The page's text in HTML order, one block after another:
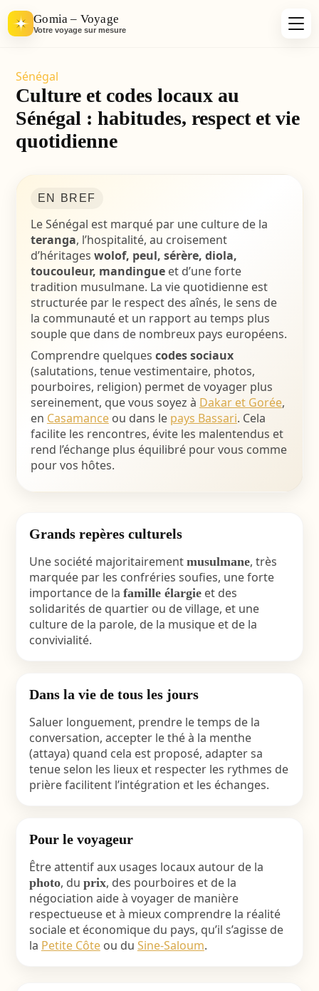
Gomia – Voyage
Votre voyage sur mesure
Sénégal
Culture et codes locaux au
Sénégal : habitudes, respect et vie
quotidienne
EN BREF
Le Sénégal est marqué par une culture de la
teranga, l’hospitalité, au croisement
d’héritages wolof, peul, sérère, diola,
toucouleur, mandingueet d’une forte
tradition musulmane. La vie quotidienne est
structurée par le respect des aînés, le sens de
la communauté et un rapport au temps plus
souple que dans de nombreux pays européens.
Comprendre quelques codes sociaux
(salutations, tenue vestimentaire, photos,
pourboires, religion) permet de voyager plus
sereinement, que vous soyez à Dakar et Gorée,
en Casamanceou dans le pays Bassari. Cela
facilite les rencontres, évite les malentendus et
rend l’échange plus équilibré pour vous comme
pour vos hôtes.
Grands repères culturels
Une société majoritairement musulmane, très
marquée par les confréries soufies, une forte
importance de la famille élargieet des
solidarités de quartier ou de village, et une
culture de la parole, de la musique et de la
convivialité.
Dans la vie de tous les jours
Saluer longuement, prendre le temps de la
conversation, accepter le thé à la menthe
(attaya) quand cela est proposé, adapter sa
tenue selon les lieux et respecter les rythmes de
prière facilitent l’intégration et les échanges.
Pour le voyageur
Être attentif aux usages locaux autour de la
photo, du prix, des pourboires et de la
négociation aide à voyager de manière
respectueuse et à mieux comprendre la réalité
sociale et économique du pays, qu’il s’agisse de
la Petite Côteou du Sine-Saloum.